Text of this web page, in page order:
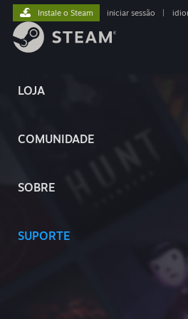
LOJA
COMUNIDADE
SOBRE
SUPORTE
Instale o Steam iniciar sessão